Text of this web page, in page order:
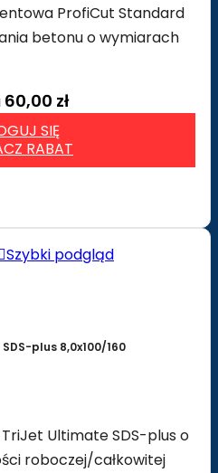
ProfiCut Standard
betonu o wymiarach
60,00 zł
SIĘ
RABAT
Szybki podgląd
plus 8,0x100/160
Ultimate SDS-plus o
roboczej/całkowitej